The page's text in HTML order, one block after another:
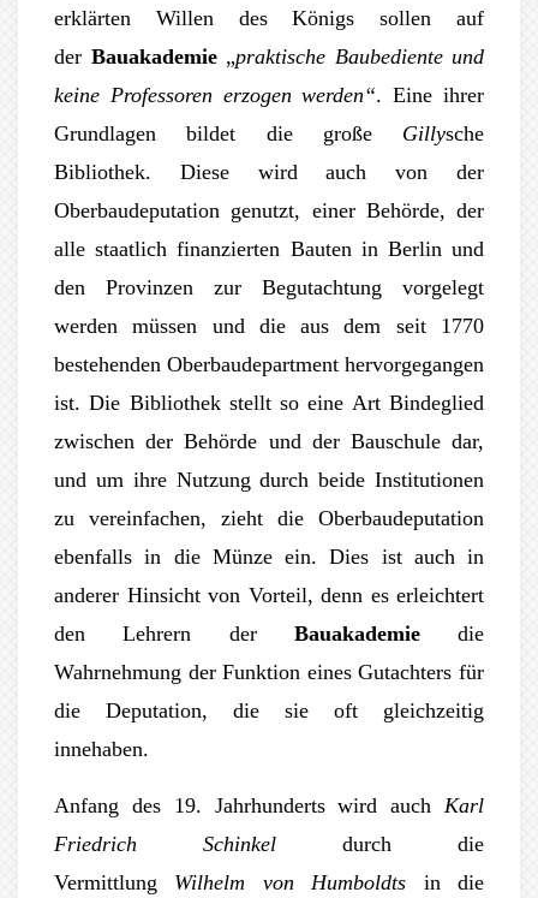
erklärten Willen des Königs sollen auf
der Bauakademie„praktische Baubediente und
keine Professoren erzogen werden“. Eine ihrer
Grundlagen bildet die große Gillysche
Bibliothek. Diese wird auch von der
Oberbaudeputation genutzt, einer Behörde, der
alle staatlich finanzierten Bauten in Berlin und
den Provinzen zur Begutachtung vorgelegt
werden müssen und die aus dem seit 1770
bestehenden Oberbaudepartment hervorgegangen
ist. Die Bibliothek stellt so eine Art Bindeglied
zwischen der Behörde und der Bauschule dar,
und um ihre Nutzung durch beide Institutionen
zu vereinfachen, zieht die Oberbaudeputation
ebenfalls in die Münze ein. Dies ist auch in
anderer Hinsicht von Vorteil, denn es erleichtert
den Lehrern der Bauakademie die
Wahrnehmung der Funktion eines Gutachters für
die Deputation, die sie oft gleichzeitig
innehaben.
Anfang des 19. Jahrhunderts wird auch Karl
Friedrich Schinkel durch die
Vermittlung Wilhelm von Humboldts in die